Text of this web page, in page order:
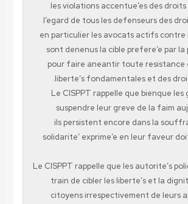
les violations accentue’es des droits
l’egard de tous les defenseurs des
en particulier les avocats actifs contre
sont denenus la cible prefere’e par
pour faire aneantir toute resistance
liberte’s fondamentales et des
Le CISPPT rappelle que bienque
suspendre leur greve de la faim
ils persistent encore dans la
solidarite’ exprime’e en leur faveur
Le CISPPT rappelle que les autorite’s
train de cibler les liberte’s et la
citoyens irrespectivement de leurs